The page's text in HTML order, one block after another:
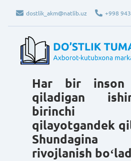
dostlik_akm@natlib.uz +998
Har bir
qiladigan
birinchi
qilayotgandek
rivojlanish